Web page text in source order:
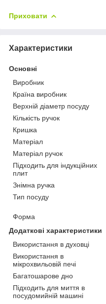
Приховати
Характеристики
Основні
Виробник
Країна виробник
Верхній діаметр посуду
Кількість ручок
Кришка
Матеріал
Матеріал ручок
Підходить для індукційних
плит
Знімна ручка
Тип посуду
Форма
Додаткові характеристики
Використання в духовці
Використання в
мікрохвильовій печі
Багатошарове дно
Підходить для миття в
посудомийній машині